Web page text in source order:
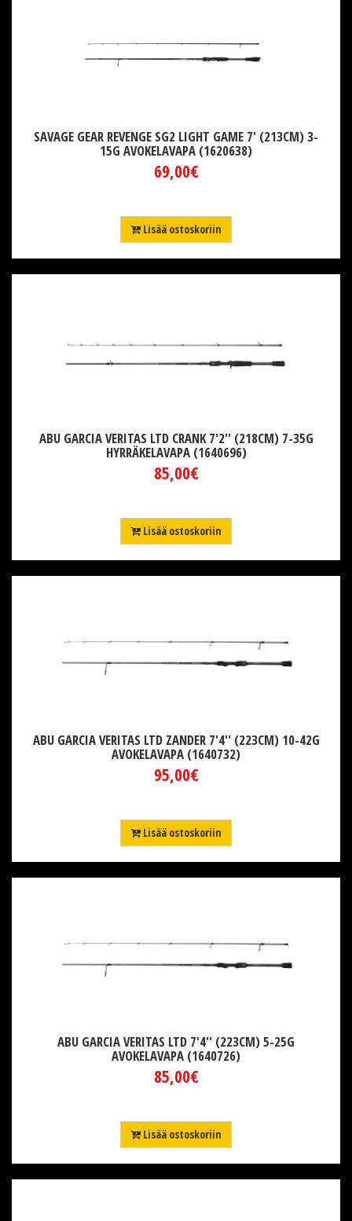
SAVAGE GEAR REVENGE SG2 LIGHT GAME 7' (213CM) 3-
15G AVOKELAVAPA (1620638)
69,00€
Lisää ostoskoriin
ABU GARCIA VERITAS LTD CRANK 7'2'' (218CM) 7-35G
HYRRÄKELAVAPA (1640696)
85,00€
Lisää ostoskoriin
ABU GARCIA VERITAS LTD ZANDER 7'4'' (223CM) 10-42G
AVOKELAVAPA (1640732)
95,00€
Lisää ostoskoriin
ABU GARCIA VERITAS LTD 7'4'' (223CM) 5-25G
AVOKELAVAPA (1640726)
85,00€
Lisää ostoskoriin